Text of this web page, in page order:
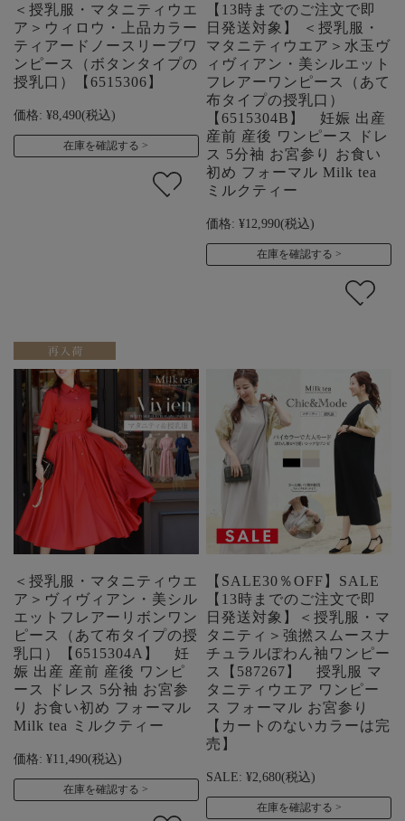
＜授乳服・マタニティウエ
ア＞ウィロウ・上品カラー
ティアードノースリーブワ
ンピース（ボタンタイプの
授乳口）【6515306】
価格: ¥8,490(税込)
在庫を確認する
【13時までのご注文で即
日発送対象】 ＜授乳服・
マタニティウエア＞水玉ヴ
ィヴィアン・美シルエット
フレアーワンピース（あて
布タイプの授乳口）
【6515304B】 妊娠 出産
産前 産後 ワンピース ドレ
ス 5分袖 お宮参り お食い
初め フォーマル Milk tea
ミルクティー
価格: ¥12,990(税込)
在庫を確認する
＜授乳服・マタニティウエ
ア＞ヴィヴィアン・美シル
エットフレアーリボンワン
ピース（あて布タイプの授
乳口）【6515304A】 妊
娠 出産 産前 産後 ワンピ
ース ドレス 5分袖 お宮参
り お食い初め フォーマル
Milk tea ミルクティー
価格: ¥11,490(税込)
在庫を確認する
【SALE30％OFF】SALE
【13時までのご注文で即
日発送対象】＜授乳服・マ
タニティ＞強撚スムースナ
チュラルぽわん袖ワンピー
ス【587267】 授乳服 マ
タニティウエア ワンピー
ス フォーマル お宮参り
【カートのないカラーは完
売】
SALE: ¥2,680(税込)
在庫を確認する